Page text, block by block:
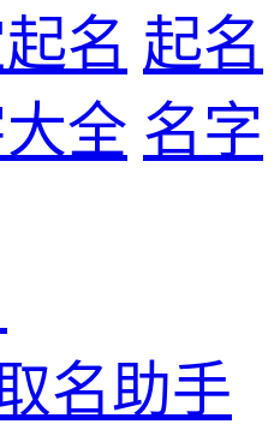
名 起名
全 名字
名助手